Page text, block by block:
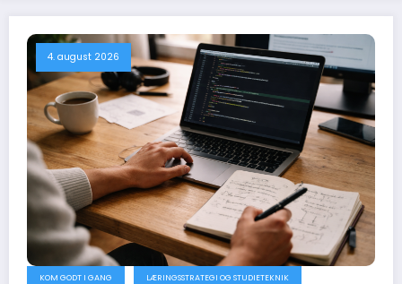
4. august 2026
KOM GODT I GANG LÆRINGSSTRATEGI OG STUDIETEKNIK